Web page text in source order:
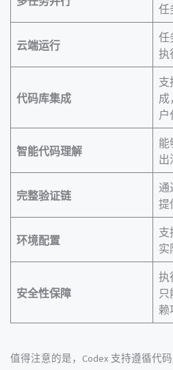
任
云端运行
任
执
代码库集成
支
成
户
智能代码理解
能
出
完整验证链
通
提
环境配置
支
实
安全性保障
执
赖
值得注意的是，Codex 支持遵循代